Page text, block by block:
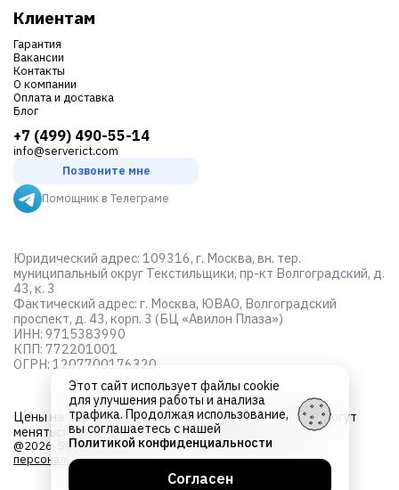
Этот сайт использует файлы cookie
для улучшения работы и анализа
трафика. Продолжая использование,
вы соглашаетесь с нашей
Политикой конфиденциальности
Согласен
Клиентам
Гарантия
Вакансии
Контакты
О компании
Оплата и доставка
Блог
+7 (499) 490-55-14
info@serverict.com
Позвоните мне
Помощник в Телеграме
Юридический адрес: 109316, г. Москва, вн. тер.
муниципальный округ Текстильщики, пр-кт Волгоградский, д.
43, к. 3
Фактический адрес: г. Москва, ЮВАО, Волгоградский
проспект, д. 43, корп. 3 (БЦ «Авилон Плаза»)
ИНН: 9715383990
КПП: 772201001
ОГРН: 1207700176320
Цены на товары не являютсяпубличной офертойи могут
меняться в зависимости от курса валют
@2026. Server ICT. Все права защищены.Об обработке
персональных данных